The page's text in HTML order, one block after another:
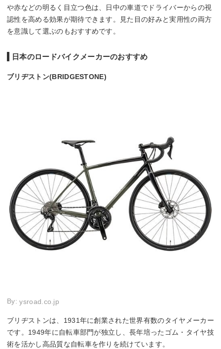
や赤などの明るく目立つ色は、日中の車道でドライバーからの視
認性を高める効果が期待できます。見た目の好みと実用性の両方
を意識して選ぶのもおすすめです。
日本のロードバイクメーカーのおすすめ
ブリヂストン(BRIDGESTONE)
By:ysroad.co.jp
ブリヂストンは、1931年に創業された世界有数のタイヤメーカー
です。1949年に自転車部門が独立し、長年培ったゴム・タイヤ技
術を活かし高品質な自転車を作りを続けています。